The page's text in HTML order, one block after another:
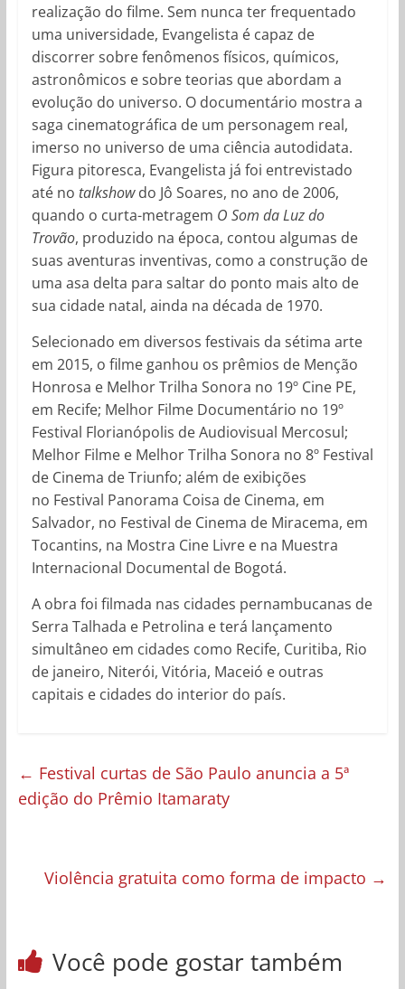
realização do filme. Sem nunca ter frequentado
uma universidade, Evangelista é capaz de
discorrer sobre fenômenos físicos, químicos,
astronômicos e sobre teorias que abordam a
evolução do universo. O documentário mostra a
saga cinematográfica de um personagem real,
imerso no universo de uma ciência autodidata.
Figura pitoresca, Evangelista já foi entrevistado
até no talkshowdo Jô Soares, no ano de 2006,
quando o curta-metragem O Som da Luz do
Trovão, produzido na época, contou algumas de
suas aventuras inventivas, como a construção de
uma asa delta para saltar do ponto mais alto de
sua cidade natal, ainda na década de 1970.
Selecionado em diversos festivais da sétima arte
em 2015, o filme ganhou os prêmios de Menção
Honrosa e Melhor Trilha Sonora no 19º Cine PE,
em Recife; Melhor Filme Documentário no 19º
Festival Florianópolis de Audiovisual Mercosul;
Melhor Filme e Melhor Trilha Sonora no 8º Festival
de Cinema de Triunfo; além de exibições
no Festival Panorama Coisa de Cinema, em
Salvador, no Festival de Cinema de Miracema, em
Tocantins, na Mostra Cine Livre e na Muestra
Internacional Documental de Bogotá.
A obra foi filmada nas cidades pernambucanas de
Serra Talhada e Petrolina e terá lançamento
simultâneo em cidades como Recife, Curitiba, Rio
de janeiro, Niterói, Vitória, Maceió e outras
capitais e cidades do interior do país.
← Festival curtas de São Paulo anuncia a 5ª
edição do Prêmio Itamaraty
Violência gratuita como forma de impacto →
Você pode gostar também